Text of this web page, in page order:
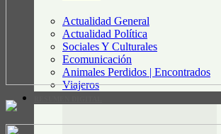
Actualidad General
Actualidad Política
Sociales Y Culturales
Ecomunicación
Animales Perdidos | Encontrados
Viajeros